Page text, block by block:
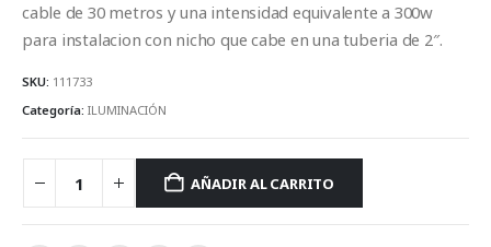
cable de 30 metros y una intensidad equivalente a 300w
para instalacion con nicho que cabe en una tuberia de 2″.
SKU: 111733
Categoría: ILUMINACIÓN
AÑADIR AL CARRITO